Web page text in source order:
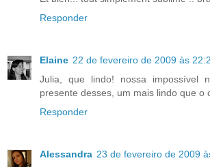
Responder
Elaine 22 de fevereiro de 2009 às
Julia, que lindo! nossa impossível
presente desses, um mais lindo que o
Responder
Alessandra 23 de fevereiro de 2009